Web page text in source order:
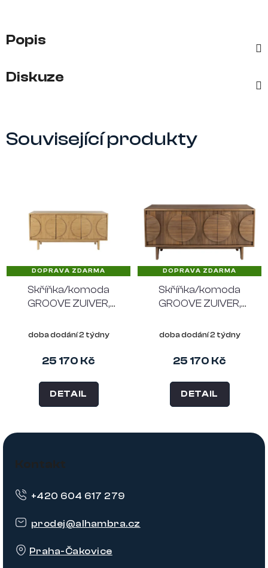
Popis
Diskuze
Související produkty
DOPRAVA ZDARMA
Skříňka/komoda
GROOVE ZUIVER,
dřevo
doba dodání 2 týdny
25 170 Kč
DETAIL
DOPRAVA ZDARMA
Skříňka/komoda
GROOVE ZUIVER,
doba dodání 2 týdny
25 170 Kč
DETAIL
Z
Kontakt
prodej@alhambra.cz
Praha-Čakovice
+420 604 617 279